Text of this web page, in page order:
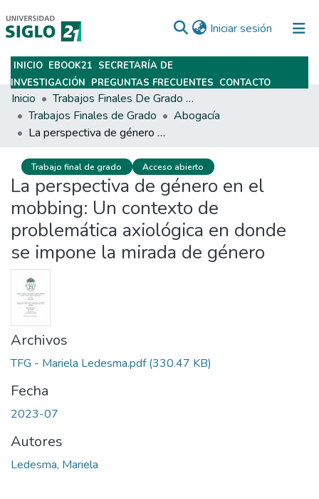
Iniciar sesión (current)
Subir
INICIO EBOOK21 SECRETARÍA DE
INVESTIGACIÓN PREGUNTAS FRECUENTES CONTACTO
Inicio
Trabajos Finales De Grado Y Posgrado
Trabajos Finales de Grado
Abogacía
La perspectiva de género en el mobbing: Un contexto de problemática axiológica en donde se impone la mirada de género
Trabajo final de grado Acceso abierto
La perspectiva de género en el
mobbing: Un contexto de
problemática axiológica en donde
se impone la mirada de género
Archivos
TFG - Mariela Ledesma.pdf(330.47 KB)
Fecha
2023-07
Autores
Ledesma, Mariela